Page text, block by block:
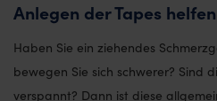
Anlegen der Tapes
Haben Sie ein ziehendes
bewegen Sie sich schwerer? Sind
verspannt? Dann ist diese